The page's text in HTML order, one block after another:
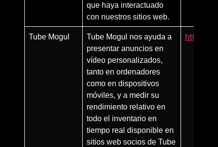
que haya interactuado
con nuestros sitios web.
Tube Mogul
Tube Mogul nos ayuda a
presentar anuncios en
vídeo personalizados,
tanto en ordenadores
como en dispositivos
móviles, y a medir su
rendimiento relativo en
todo el inventario en
tiempo real disponible en
sitios web socios de Tube
http://